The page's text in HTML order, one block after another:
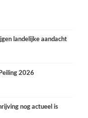
landelijke aandacht
2026
nog actueel is